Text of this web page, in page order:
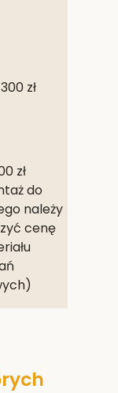
zł
zł
do
należy
cenę